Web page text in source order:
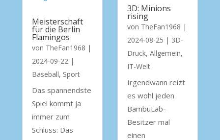
Meisterschaft
für die Berlin
Flamingos
von TheFan1968 |
2024-09-22|
Baseball, Sport
Das spannendste
Spiel kommt ja
immer zum
Schluss: Das
3D: Minions
rising
von TheFan1968 |
2024-08-25 | 3D-
Druck, Allgemein,
IT-Welt
Irgendwann reizt
es wohl jeden
BambuLab-
Besitzer mal
einen